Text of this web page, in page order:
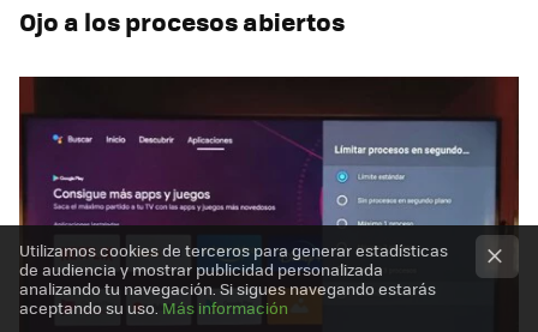
Ojo a los procesos abiertos
Utilizamos cookies de terceros para generar estadísticas
de audiencia y mostrar publicidad personalizada
analizando tu navegación. Si sigues navegando estarás
aceptando su uso. Más información